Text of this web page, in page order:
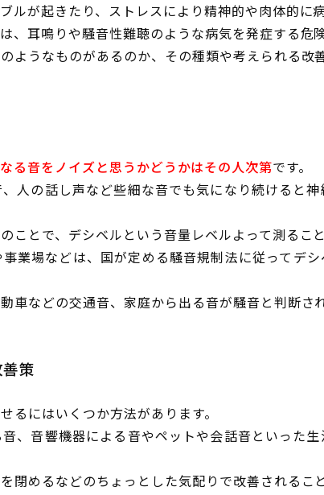
ルが起きたり、ストレスにより精神的や肉体的に
、耳鳴りや騒音性難聴のような病気を発症する危
ようなものがあるのか、その種類や考えられる改
る音をノイズと思うかどうかはその人次第です。
人の話し声など些細な音でも気になり続けると
ことで、デシベルという音量レベルよって測ること
業場などは、国が定める騒音規制法に従ってデ
車などの交通音、家庭から出る音が騒音と判断さ
策
るにはいくつか方法があります。
、音響機器による音やペットや会話音といった
閉めるなどのちょっとした気配りで改善されるこ